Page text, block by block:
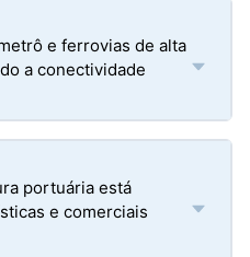
e ferrovias de alta
a conectividade
portuária está
e comerciais